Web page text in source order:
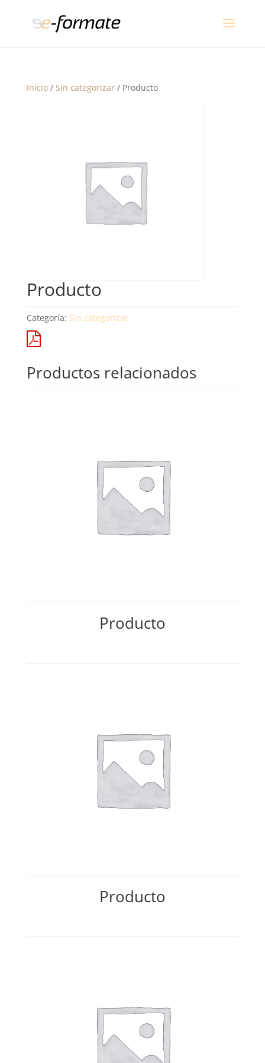
Inicio/ Sin categorizar/ Producto
Producto
Categoría: Sin categorizar
Productos relacionados
Producto
Producto